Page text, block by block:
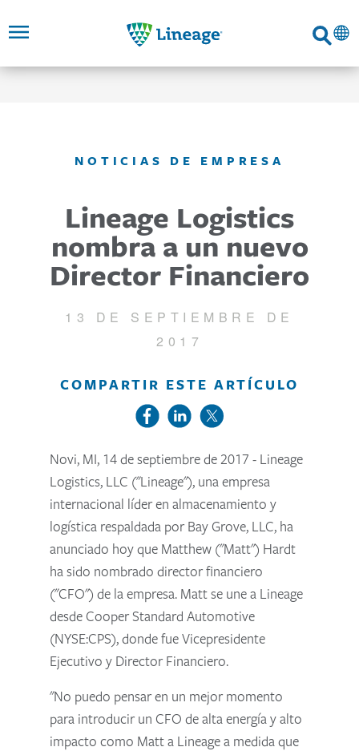
NAVEGACIÓN
PRINCIPAL
CONTENIDO
PRINCIPAL
A
ENLACES
Buscar
Lineage
NOTICIAS DE EMPRESA
Lineage Logistics
nombra a un nuevo
Director Financiero
13 DE SEPTIEMBRE DE
2017
COMPARTIR ESTE ARTÍCULO
Novi, MI, 14 de septiembre de 2017 - Lineage
Logistics, LLC ("Lineage"), una empresa
internacional líder en almacenamiento y
logística respaldada por Bay Grove, LLC, ha
anunciado hoy que Matthew ("Matt") Hardt
ha sido nombrado director financiero
("CFO") de la empresa. Matt se une a Lineage
desde Cooper Standard Automotive
(NYSE:CPS), donde fue Vicepresidente
Ejecutivo y Director Financiero.
"No puedo pensar en un mejor momento
para introducir un CFO de alta energía y alto
impacto como Matt a Lineage a medida que